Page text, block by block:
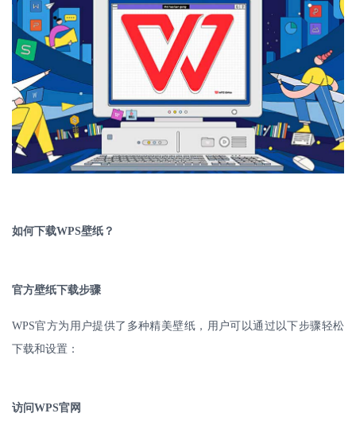
如何下载WPS壁纸？
官方壁纸下载步骤
WPS官方为用户提供了多种精美壁纸，用户可以通过以下步骤轻松
下载和设置：
访问WPS官网